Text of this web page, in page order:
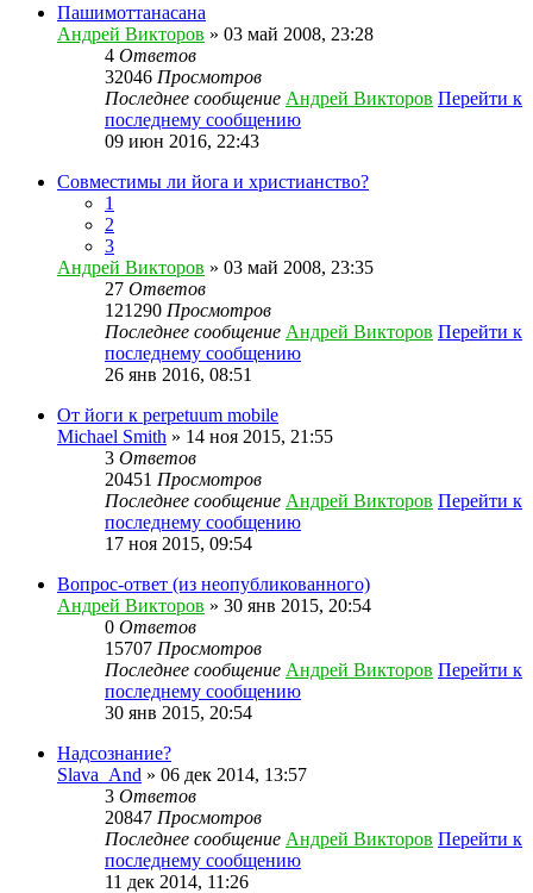
Пашимоттанасана
Андрей Викторов » 03 май 2008, 23:28
4 Ответов
32046 Просмотров
Последнее сообщение Андрей Викторов Перейти к
последнему сообщению
09 июн 2016, 22:43
Совместимы ли йога и христианство?
1
2
3
Андрей Викторов » 03 май 2008, 23:35
27 Ответов
121290 Просмотров
Последнее сообщение Андрей Викторов Перейти к
последнему сообщению
26 янв 2016, 08:51
От йоги к perpetuum mobile
Michael Smith » 14 ноя 2015, 21:55
3 Ответов
20451 Просмотров
Последнее сообщение Андрей Викторов Перейти к
последнему сообщению
17 ноя 2015, 09:54
Вопрос-ответ (из неопубликованного)
Андрей Викторов » 30 янв 2015, 20:54
0 Ответов
15707 Просмотров
Последнее сообщение Андрей Викторов Перейти к
последнему сообщению
30 янв 2015, 20:54
Надсознание?
Slava_And » 06 дек 2014, 13:57
3 Ответов
20847 Просмотров
Последнее сообщение Андрей Викторов Перейти к
последнему сообщению
11 дек 2014, 11:26